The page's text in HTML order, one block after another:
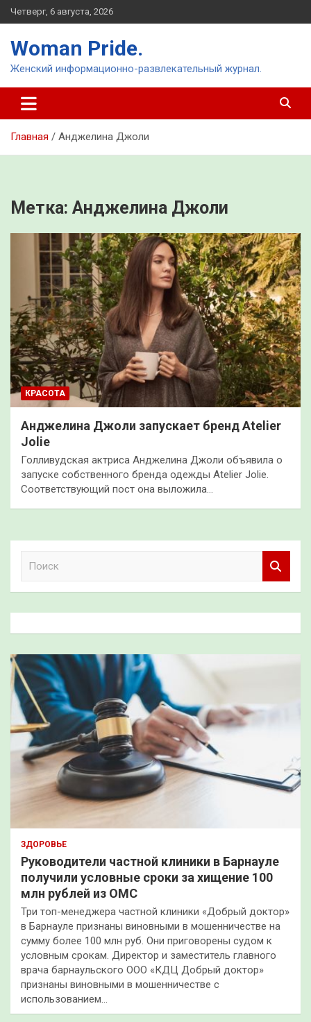
Перейти
к
Четверг, 6 августа, 2026
Woman Pride.
Женский информационно-развлекательный журнал.
Главная Анджелина Джоли
Метка: Анджелина Джоли
КРАСОТА
Анджелина Джоли запускает бренд Atelier
Jolie
Голливудская актриса Анджелина Джоли объявила о
запуске собственного бренда одежды Atelier Jolie.
Соответствующий пост она выложила…
к
ЗДОРОВЬЕ
Руководители частной клиники в Барнауле
получили условные сроки за хищение 100
млн рублей из ОМС
Три топ-менеджера частной клиники «Добрый доктор»
в Барнауле признаны виновными в мошенничестве на
сумму более 100 млн руб. Они приговорены судом к
условным срокам. Директор и заместитель главного
врача барнаульского ООО «КДЦ Добрый доктор»
признаны виновными в мошенничестве с
использованием…